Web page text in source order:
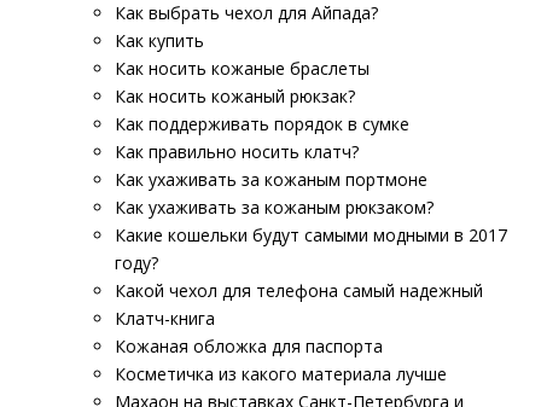
Как выбрать чехол для Айпада?
Как купить
Как носить кожаные браслеты
Как носить кожаный рюкзак?
Как поддерживать порядок в сумке
Как правильно носить клатч?
Как ухаживать за кожаным портмоне
Как ухаживать за кожаным рюкзаком?
Какие кошельки будут самыми модными в 2017
году?
Какой чехол для телефона самый надежный
Клатч-книга
Кожаная обложка для паспорта
Косметичка из какого материала лучше
Махаон на выставках Санкт-Петербурга и